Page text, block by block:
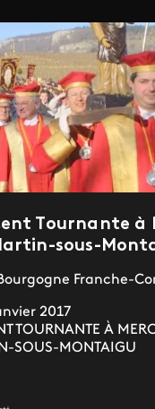
Tournante à
sous-
Franche-
2017
TOURNANTE À
SOUS-MONTAIGU